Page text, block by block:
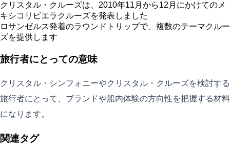
クリスタル・クルーズは、2010年11月から12月にかけてのメ
キシコリビエラクルーズを発表しました
ロサンゼルス発着のラウンドトリップで、複数のテーマクルー
ズを提供します
旅行者にとっての意味
クリスタル・シンフォニーやクリスタル・クルーズを検討する
旅行者にとって、ブランドや船内体験の方向性を把握する材料
になります。
関連タグ